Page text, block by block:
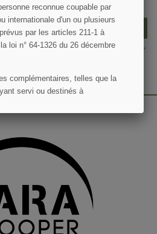
SPÉCIALES
S’ABONNER
à tout moment. Vous trouverez pour
dans les conditions d'utilisation
reconnue coupable par
internationale d'un ou plusieurs
par les articles 211-1 à
loi n° 64-1326 du 26 décembre
complémentaires, telles que la
servi ou destinés à